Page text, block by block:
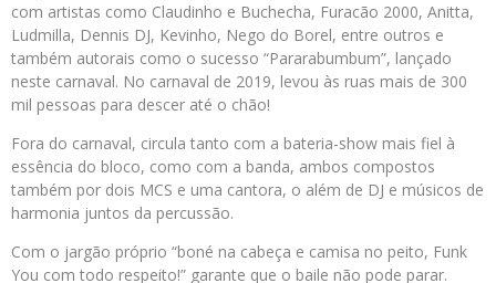
com artistas como Claudinho e Buchecha, Furacão 2000, Anitta,
Ludmilla, Dennis DJ, Kevinho, Nego do Borel, entre outros e
também autorais como o sucesso “Pararabumbum”, lançado
neste carnaval. No carnaval de 2019, levou às ruas mais de 300
mil pessoas para descer até o chão!
Fora do carnaval, circula tanto com a bateria-show mais fiel à
essência do bloco, como com a banda, ambos compostos
também por dois MCS e uma cantora, o além de DJ e músicos de
harmonia juntos da percussão.
Com o jargão próprio “boné na cabeça e camisa no peito, Funk
You com todo respeito!” garante que o baile não pode parar.